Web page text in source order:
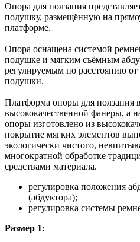
Опора для ползания
подушку, размещённую на
платформе.
Опора оснащена системой
подушке и мягким съёмным
регулируемым по расстоянию от
подушки.
Платформа опоры для ползания
высококачественной фанеры, а
опоры изготовлено из
покрытие мягких элементов
экологически чистого,
многократной обработке
средствами материала.
регулировка положения
(абдуктора);
регулировка системы
Размер 1: